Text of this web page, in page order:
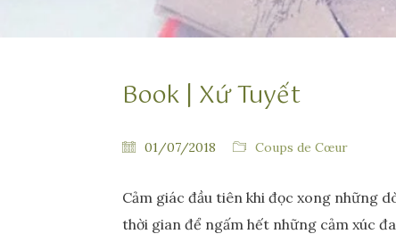
Book | Xứ Tuyết
01/07/2018 Coups de Cœur
Cảm giác đầu tiên khi đọc xong những
thời gian để ngấm hết những cảm xúc